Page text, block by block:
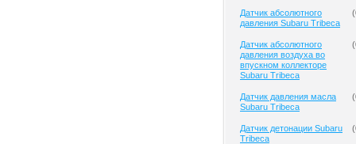
Датчик абсолютного
давления Subaru Tribeca
(
Датчик абсолютного
давления воздуха во
впускном коллекторе
Subaru Tribeca
(
Датчик давления масла
Subaru Tribeca
(
Датчик детонации Subaru
Tribeca
(